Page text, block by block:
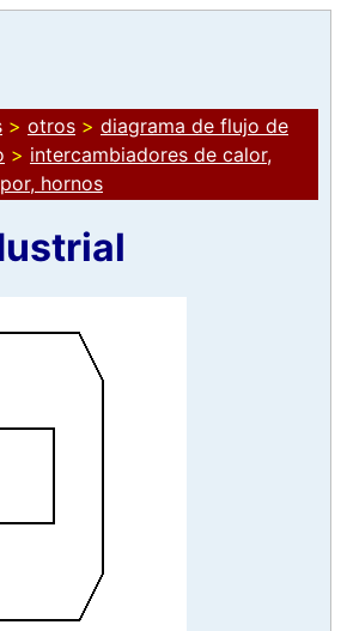
> otros > diagrama de flujo de
> intercambiadores de calor,
hornos